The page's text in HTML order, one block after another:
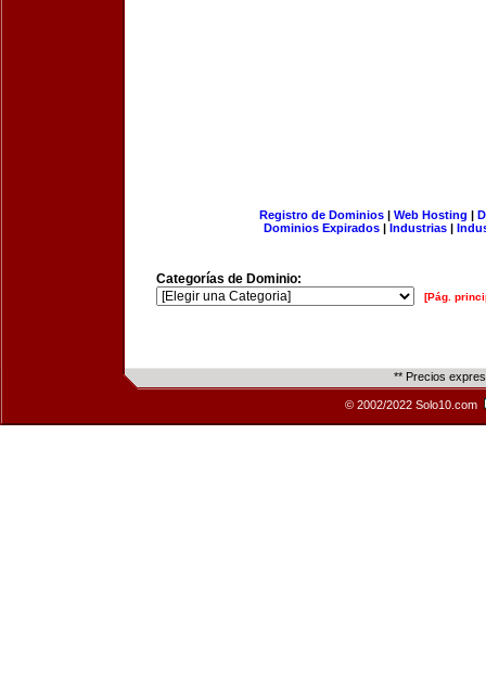
Registro de Dominios| Web Hosting |
Dominios Expirados | Industrias |
Categorías de Dominio:
[Pág.
** Precios
© 2002/2022 Solo10.com